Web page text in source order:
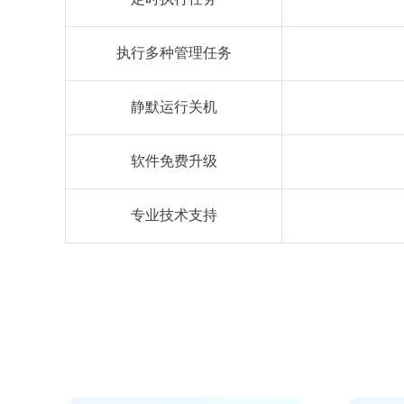
执行多种管理任务
静默运行关机
软件免费升级
专业技术支持